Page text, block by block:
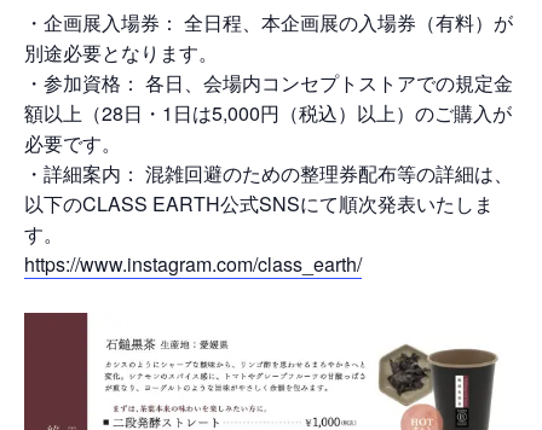
Nature
Positive
Members
・企画展入場券： 全日程、本企画展の入場券（有料）が
別途必要となります。
・参加資格： 各日、会場内コンセプトストアでの規定金
額以上（28日・1日は5,000円（税込）以上）のご購入が
必要です。
・詳細案内： 混雑回避のための整理券配布等の詳細は、
以下のCLASS EARTH公式SNSにて順次発表いたしま
す。
https://www.instagram.com/class_earth/